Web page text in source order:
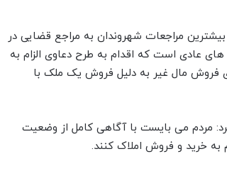
مراجعات شهروندان به مراجع قضایی در
های عادی است که اقدام به طرح دعاوی الزام به
فروش مال غیر به دلیل فروش یک ملک با
مردم می بایست با آگاهی کامل از وضعیت
خرید و فروش املاک کنند.